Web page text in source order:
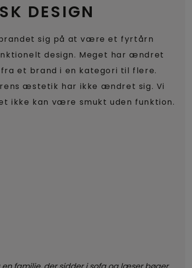
DESIGN
sig på at være et fyrtårn
design. Meget har ændret
fra et brand i en kategori til flere.
æstetik har ikke ændret sig. Vi
ikke kan være smukt uden funktion.